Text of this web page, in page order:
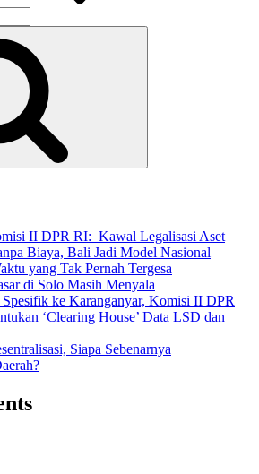
II DPR RI: Kawal Legalisasi Aset
Biaya, Bali Jadi Model Nasional
yang Tak Pernah Tergesa
di Solo Masih Menyala
ke Karanganyar, Komisi II DPR
‘Clearing House’ Data LSD dan
Siapa Sebenarnya